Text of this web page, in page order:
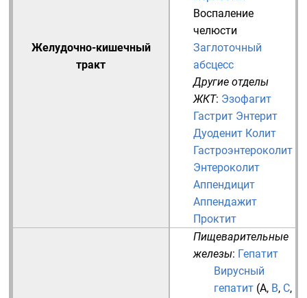
Желудочно-кишечный
тракт
Воспаление
челюсти
Заглоточный
абсцесс
Другие отделы
ЖКТ: Эзофагит
Гастрит Энтерит
Дуоденит Колит
Гастроэнтероколит
Энтероколит
Аппендицит
Аппендажит
Проктит
Пищеварительные
железы: Гепатит
Вирусный
гепатит (A, B, C,